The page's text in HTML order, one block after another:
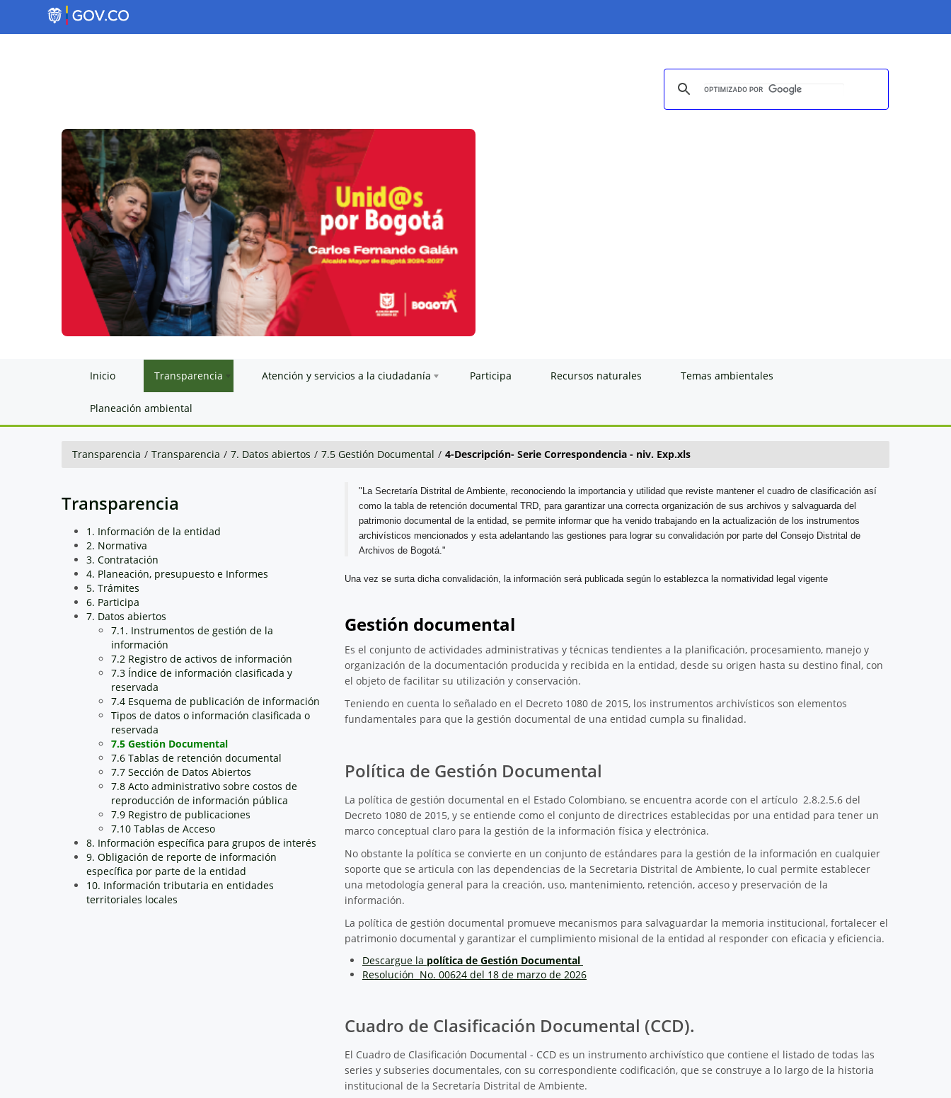
Inicio Transparencia Atención y servicios a la ciudadanía Participa Recursos naturales Temas ambientales
Planeación ambiental
Transparencia / Transparencia / 7. Datos abiertos / 7.5 Gestión Documental / 4-Descripción- Serie Correspondencia - niv. Exp.xls
Transparencia
1. Información de la entidad
2. Normativa
3. Contratación
4. Planeación, presupuesto e Informes
5. Trámites
6. Participa
7. Datos abiertos
7.1. Instrumentos de gestión de la
información
7.2 Registro de activos de información
7.3 Índice de información clasificada y
reservada
7.4 Esquema de publicación de información
Tipos de datos o información clasificada o
reservada
7.5 Gestión Documental
7.6 Tablas de retención documental
7.7 Sección de Datos Abiertos
7.8 Acto administrativo sobre costos de
reproducción de información pública
7.9 Registro de publicaciones
7.10 Tablas de Acceso
8. Información específica para grupos de interés
9. Obligación de reporte de información
específica por parte de la entidad
10. Información tributaria en entidades
territoriales locales
"La Secretaría Distrital de Ambiente, reconociendo la importancia y utilidad que reviste mantener el cuadro de clasificación así
como la tabla de retención documental TRD, para garantizar una correcta organización de sus archivos y salvaguarda del
patrimonio documental de la entidad, se permite informar que ha venido trabajando en la actualización de los instrumentos
archivísticos mencionados y esta adelantando las gestiones para lograr su convalidación por parte del Consejo Distrital de
Archivos de Bogotá."
Una vez se surta dicha convalidación, la información será publicada según lo establezca la normatividad legal vigente
Gestión documental
Es el conjunto de actividades administrativas y técnicas tendientes a la planificación, procesamiento, manejo y
organización de la documentación producida y recibida en la entidad, desde su origen hasta su destino final, con
el objeto de facilitar su utilización y conservación.
Teniendo en cuenta lo señalado en el Decreto 1080 de 2015, los instrumentos archivísticos son elementos
fundamentales para que la gestión documental de una entidad cumpla su finalidad.
Política de Gestión Documental
La política de gestión documental en el Estado Colombiano, se encuentra acorde con el artículo 2.8.2.5.6 del
Decreto 1080 de 2015, y se entiende como el conjunto de directrices establecidas por una entidad para tener un
marco conceptual claro para la gestión de la información física y electrónica.
No obstante la política se convierte en un conjunto de estándares para la gestión de la información en cualquier
soporte que se articula con las dependencias de la Secretaria Distrital de Ambiente, lo cual permite establecer
una metodología general para la creación, uso, mantenimiento, retención, acceso y preservación de la
información.
La política de gestión documental promueve mecanismos para salvaguardar la memoria institucional, fortalecer el
patrimonio documental y garantizar el cumplimiento misional de la entidad al responder con eficacia y eficiencia.
Descargue la política de Gestión Documental
Resolución No. 00624 del 18 de marzo de 2026
Cuadro de Clasificación Documental (CCD).
El Cuadro de Clasificación Documental - CCD es un instrumento archivístico que contiene el listado de todas las
series y subseries documentales, con su correspondiente codificación, que se construye a lo largo de la historia
institucional de la Secretaría Distrital de Ambiente.